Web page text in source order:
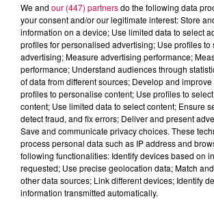
Flash infos
Crédit :Flash infos
We and our (447) partnersdo the following data
your consent and/or our legitimate interest: Store
information on a device; Use limited data to select
profiles for personalised advertising; Use profiles to
advertising; Measure advertising performance;
performance; Understand audiences through
of data from different sources; Develop and
profiles to personalise content; Use profiles to
content; Use limited data to select content; Ensure
detect fraud, and fix errors; Deliver and present
Save and communicate privacy choices. These
process personal data such as IP address and
following functionalities: Identify devices based on
requested; Use precise geolocation data; Match
other data sources; Link different devices; Identify
information transmitted automatically.